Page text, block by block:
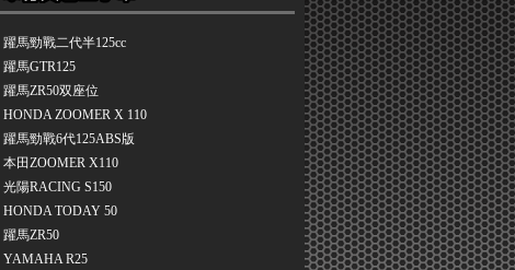
躍馬勁戰二代半125cc
躍馬GTR125
躍馬ZR50双座位
HONDA ZOOMER X 110
躍馬勁戰6代125ABS版
本田ZOOMER X110
光陽RACING S150
HONDA TODAY 50
躍馬ZR50
YAMAHA R25